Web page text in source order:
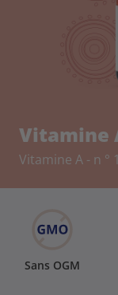
Vitamine
Vitamine A - n °
Sans OGM